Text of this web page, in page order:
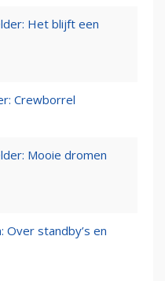
Het blijft een
Crewborrel
Mooie dromen
Over standby’s en